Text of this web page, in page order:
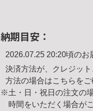
納期目安：
2026.07.25 20:20頃のお
決済方法が、クレジッ
方法の場合はこちら をご
※土・日・祝日の注文の
時間をいただく場合が